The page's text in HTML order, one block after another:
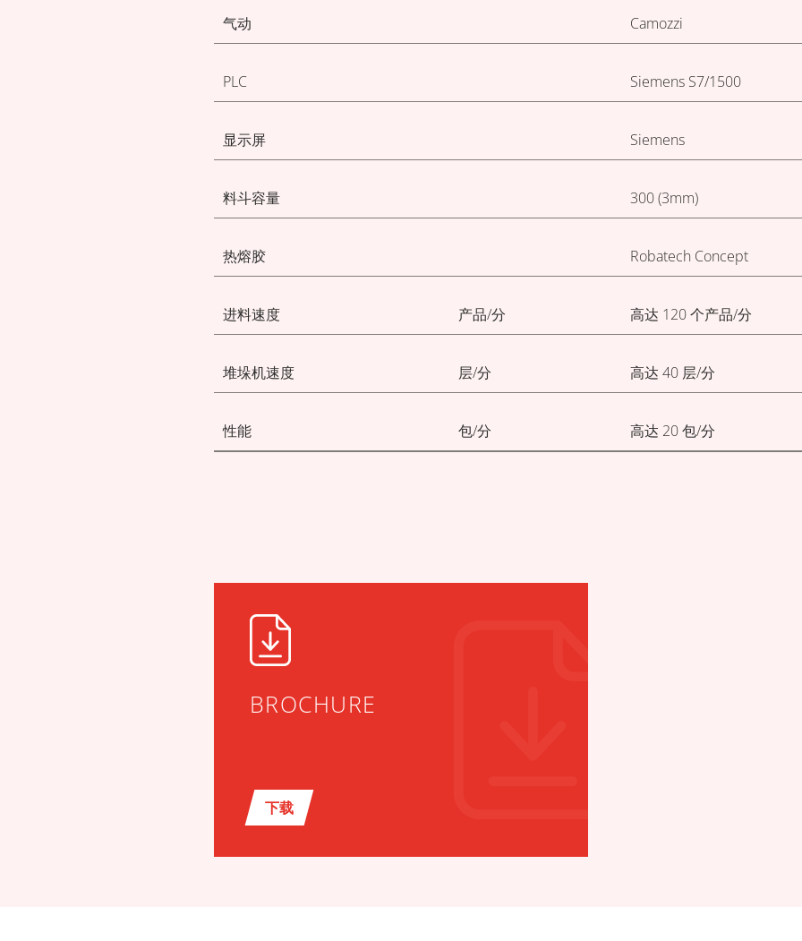
气动 Camozzi
PLC Siemens S7/1500
显示屏 Siemens
料斗容量 300 (3mm)
热熔胶 Robatech Concept
进料速度 产品/分 高达 120 个产品/分
堆垛机速度 层/分 高达 40 层/分
性能 包/分 高达 20 包/分
BROCHURE
下载